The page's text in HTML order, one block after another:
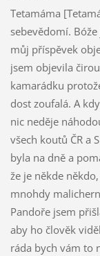
Tetamáma
sebevědomí.
můj příspěvek
jsem objevila
kamarádku
dost zoufalá. A
nic neděje
všech koutů ČR a
byla na dně a
že je někde
mnohdy
Pandoře jsem
aby ho člověk
ráda bych vám to